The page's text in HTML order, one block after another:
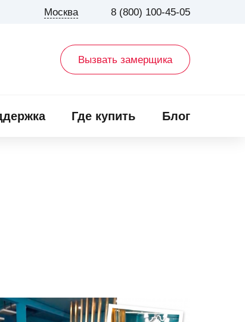
Москва 8 (800) 100-45-05
Вызвать замерщика
Где купить Блог